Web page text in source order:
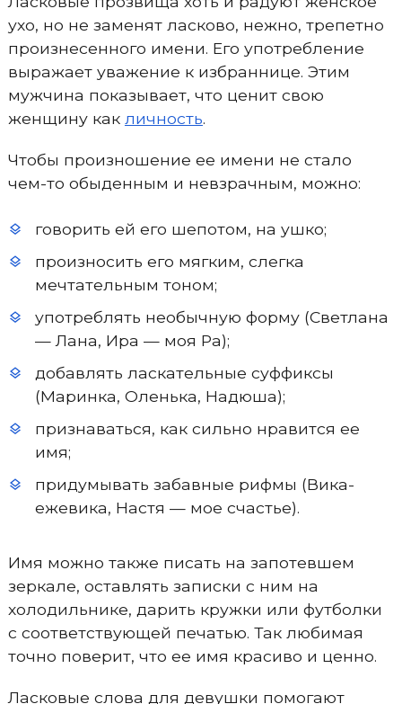
ухо, но не заменят ласково, нежно, трепетно
произнесенного имени. Его употребление
выражает уважение к избраннице. Этим
мужчина показывает, что ценит свою
женщину как личность.
Чтобы произношение ее имени не стало
чем-то обыденным и невзрачным, можно:
говорить ей его шепотом, на ушко;
произносить его мягким, слегка
мечтательным тоном;
употреблять необычную форму (Светлана
— Лана, Ира — моя Ра);
добавлять ласкательные суффиксы
(Маринка, Оленька, Надюша);
признаваться, как сильно нравится ее
имя;
придумывать забавные рифмы (Вика-
ежевика, Настя — мое счастье).
Имя можно также писать на запотевшем
зеркале, оставлять записки с ним на
холодильнике, дарить кружки или футболки
с соответствующей печатью. Так любимая
точно поверит, что ее имя красиво и ценно.
Ласковые слова для девушки помогают